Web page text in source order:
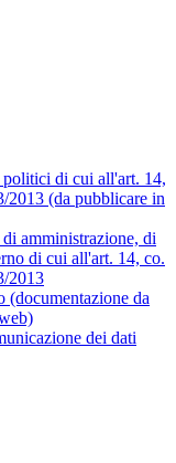
di cui all'art. 14,
2013 (da pubblicare in
amministrazione, di
di cui all'art. 14, co.
2013
(documentazione da
dei dati